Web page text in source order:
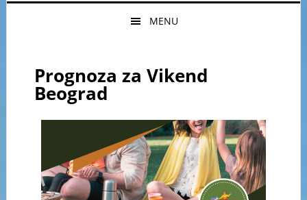
MENU
Prognoza za Vikend
Beograd